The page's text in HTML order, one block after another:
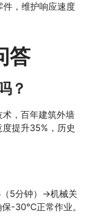
件，维护响应速度
答
？
，百年建筑外墙
提升35%，历史
（5分钟）→机械关
-30℃正常作业。